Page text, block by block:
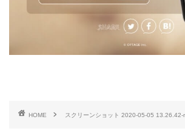
HOME スクリーンショット 2020-05-05 13.26.42-